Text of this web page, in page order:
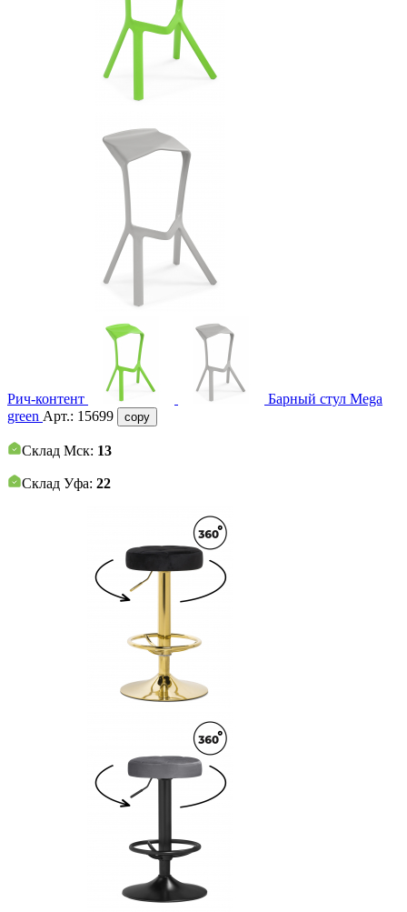
Рич-контент
Барный стул Mega
green Арт.: 15699 copy
Склад Мск: 13
Склад Уфа: 22